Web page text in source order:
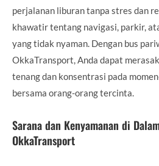
perjalanan liburan tanpa stres dan
khawatir tentang navigasi, parkir,
yang tidak nyaman. Dengan bus
OkkaTransport, Anda dapat
tenang dan konsentrasi pada
bersama orang-orang tercinta.
Sarana dan Kenyamanan di
OkkaTransport